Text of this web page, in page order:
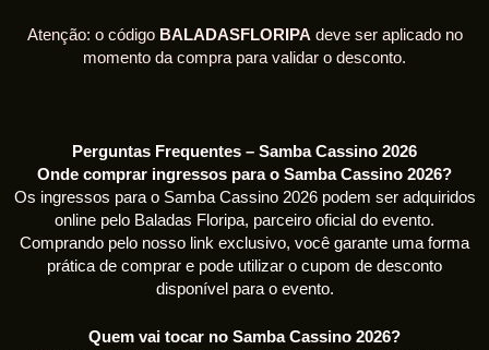
Atenção: o código BALADASFLORIPAdeve ser aplicado no
momento da compra para validar o desconto.
Perguntas Frequentes – Samba Cassino 2026
Onde comprar ingressos para o Samba Cassino 2026?
Os ingressos para o Samba Cassino 2026 podem ser adquiridos
online pelo Baladas Floripa, parceiro oficial do evento.
Comprando pelo nosso link exclusivo, você garante uma forma
prática de comprar e pode utilizar o cupom de desconto
disponível para o evento.
Quem vai tocar no Samba Cassino 2026?